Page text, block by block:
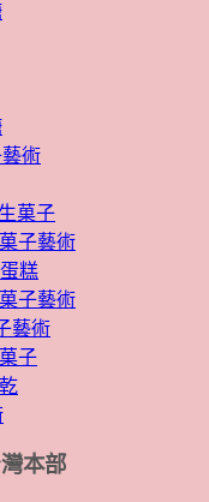
藝術
菓子
子藝術
糕
子藝術
藝術
子
本部